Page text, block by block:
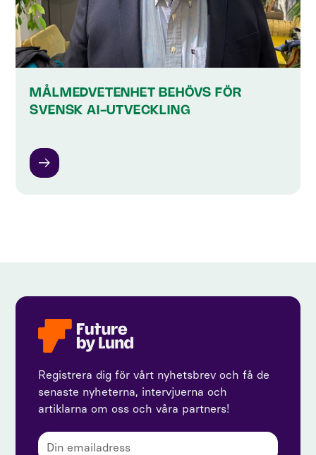
MÅLMEDVETENHET BEHÖVS FÖR
SVENSK AI-UTVECKLING
Registrera dig för vårt nyhetsbrev och få de
senaste nyheterna, intervjuerna och
artiklarna om oss och våra partners!